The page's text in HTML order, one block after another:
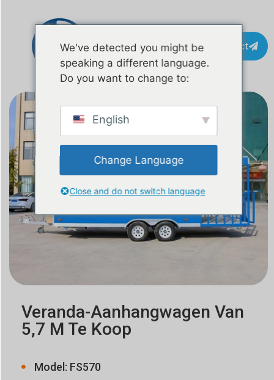
Contact
Veranda-Aanhangwagen Van
5,7 M Te Koop
Model: FS570
We've detected you might be
speaking a different language.
Do you want to change to:
English
Change Language
Close and do not switch language